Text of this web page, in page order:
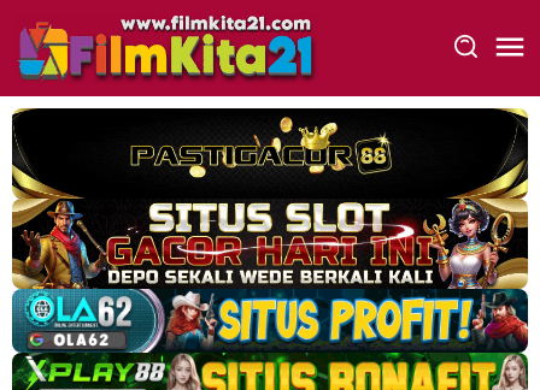
konten